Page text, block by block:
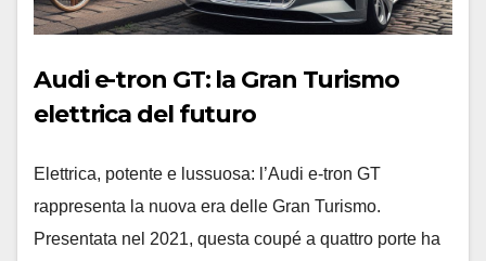
Audi e-tron GT: la Gran Turismo
elettrica del futuro
Elettrica, potente e lussuosa: l’Audi e-tron GT
rappresenta la nuova era delle Gran Turismo.
Presentata nel 2021, questa coupé a quattro porte ha